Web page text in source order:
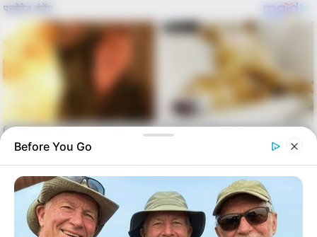
Skip
content
Menu
Before You Go